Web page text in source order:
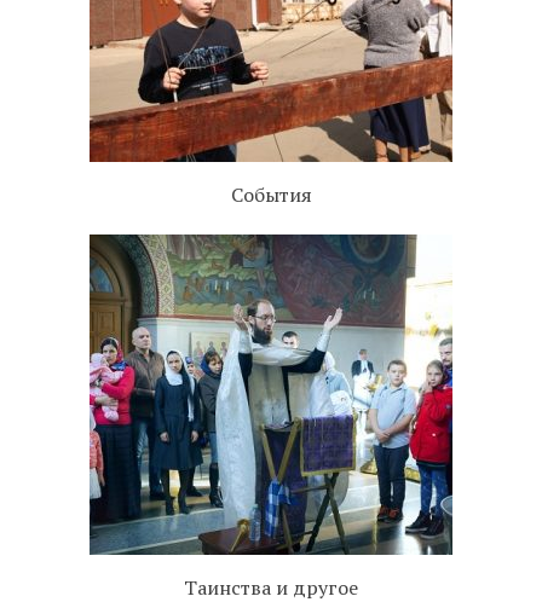
События
Таинства и другое